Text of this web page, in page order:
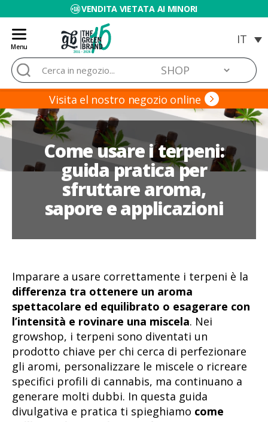
VENDITA VIETATA AI MINORI
Menu
Blog
de
Grow
Barato
Cerca:
Visita el nostro negozio online
Come usare i terpeni:
guida pratica per
sfruttare aroma,
sapore e applicazioni
Imparare a usare correttamente i terpeni è la
differenza tra ottenere un aroma
spettacolare ed equilibrato o esagerare con
l’intensità e rovinare una miscela. Nei
growshop, i terpeni sono diventati un
prodotto chiave per chi cerca di perfezionare
gli aromi, personalizzare le miscele o ricreare
specifici profili di cannabis, ma continuano a
generare molti dubbi. In questa guida
divulgativa e pratica ti spieghiamo come